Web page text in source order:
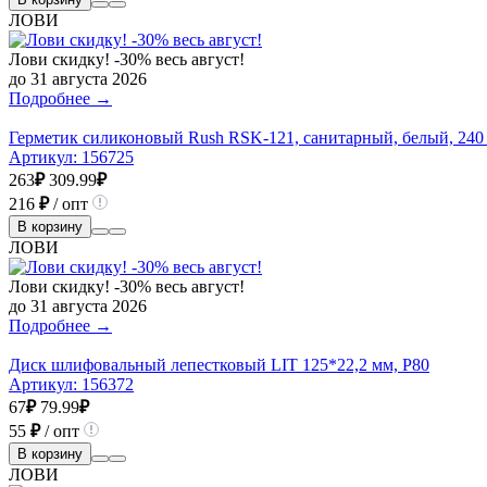
ЛОВИ
Лови скидку! -30% весь август!
до 31 августа 2026
Подробнее →
Герметик силиконовый Rush RSK-121, санитарный, белый,
Артикул: 156725
263₽ 309.99₽
216 ₽/ опт
В корзину
ЛОВИ
Лови скидку! -30% весь август!
до 31 августа 2026
Подробнее →
Диск шлифовальный лепестковый LIT 125*22,2 мм, P80
Артикул: 156372
67₽ 79.99₽
55 ₽/ опт
В корзину
ЛОВИ